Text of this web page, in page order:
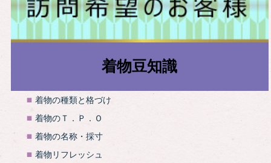
着物豆知識
着物の種類と格づけ
着物のＴ．Ｐ．Ｏ
着物の名称・採寸
着物リフレッシュ